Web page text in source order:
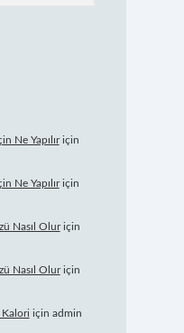
Ne Yapılıriçin
Ne Yapılıriçin
Nasıl Oluriçin
Nasıl Oluriçin
Kalori için admin